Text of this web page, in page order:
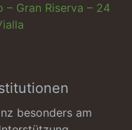
– Gran Riserva – 24
besonders am